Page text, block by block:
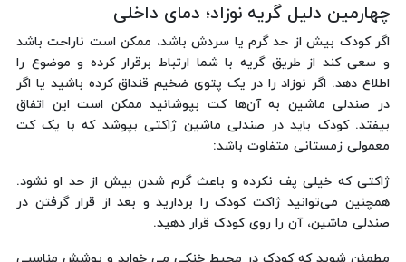
چهارمین دلیل گریه نوزاد؛ دمای داخلی
اگر کودک بیش از حد گرم یا سردش باشد، ممکن است ناراحت باشد
و سعی کند از طریق گریه با شما ارتباط برقرار کرده و موضوع را
اطلاع دهد. اگر نوزاد را در یک پتوی ضخیم قنداق کرده باشید یا اگر
در صندلی ماشین به آن‌ها کت بپوشانید ممکن است این اتفاق
بیفتد. کودک باید در صندلی ماشین ژاکتی بپوشد که با یک کت
معمولی زمستانی متفاوت باشد:
ژاکتی که خیلی پف نکرده و باعث گرم شدن بیش از حد او نشود.
همچنین می‌توانید ژاکت کودک را بردارید و بعد از قرار گرفتن در
صندلی ماشین، آن را روی کودک قرار دهید.